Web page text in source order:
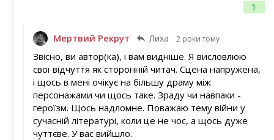
1
Мертвий Рекрут Лиха 2 роки тому
Звісно, ви автор(ка), і вам видніше. Я висловлюю
свої відчуття як сторонній читач. Сцена напружена,
і щось в мені очікує на більшу драму між
персонажами чи щось таке. Зраду чи навпаки -
героїзм. Щось надломне. Поважаю тему війни у
сучасній літературі, коли це не чос, а щось дуже
чуттєве. У вас вийшло.